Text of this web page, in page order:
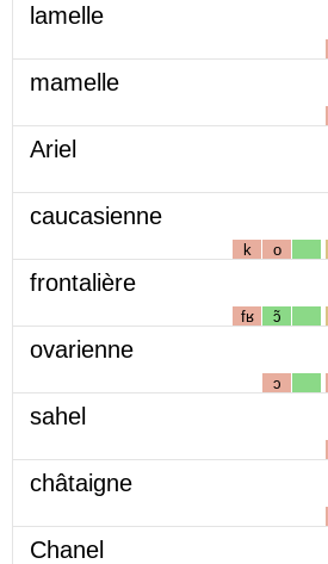
lamelle
mamelle
Ariel
caucasienne
k o
frontalière
fʁ ɔ̃
ovarienne
ɔ
sahel
châtaigne
Chanel